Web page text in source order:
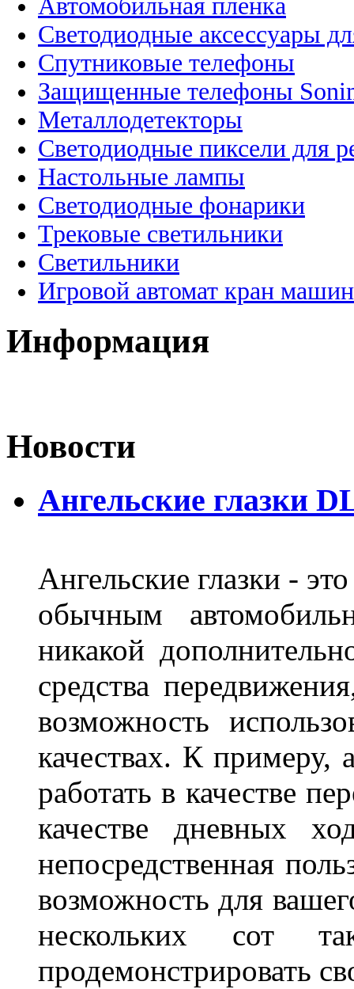
Автомобильная пленка
Светодиодные аксессуары
Спутниковые телефоны
Защищенные телефоны
Металлодетекторы
Светодиодные пиксели для
Настольные лампы
Светодиодные фонарики
Трековые светильники
Светильники
Игровой автомат кран
Информация
Новости
Ангельские глазки
Ангельские глазки -
обычным
никакой
средства
возможность
качествах. К примеру,
работать в качестве
качестве дневных
непосредственная
возможность для
нескольких
продемонстрировать